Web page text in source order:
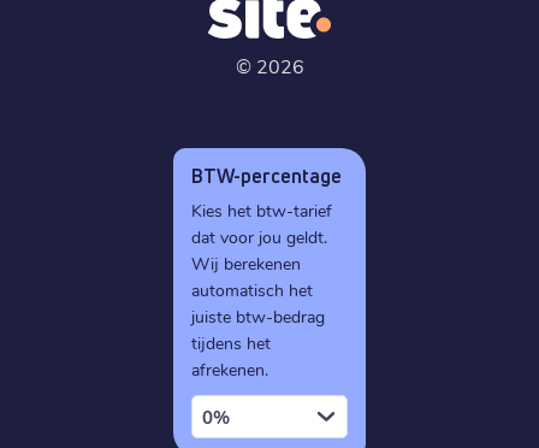
© 2026
BTW-percentage
Kies het btw-tarief
dat voor jou geldt.
Wij berekenen
automatisch het
juiste btw-bedrag
tijdens het
afrekenen.
0%